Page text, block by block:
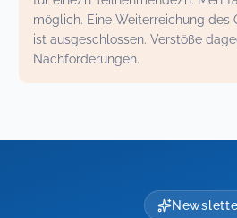
möglich. Eine Weiterreichung des
ist ausgeschlossen. Verstöße
Nachforderungen.